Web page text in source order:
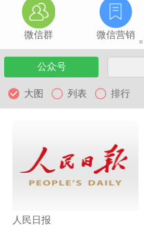
微信群 微信营销
公众号
大图 列表 排行
人民日报